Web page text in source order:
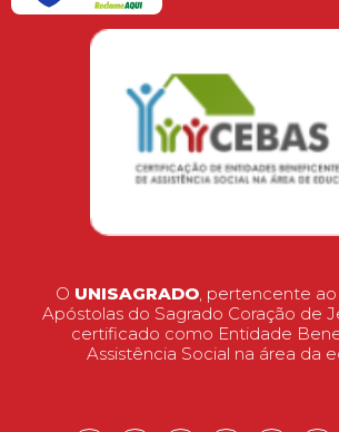
O UNISAGRADO, pertencente
Apóstolas do Sagrado Coração de
certificado como Entidade
Assistência Social na área da